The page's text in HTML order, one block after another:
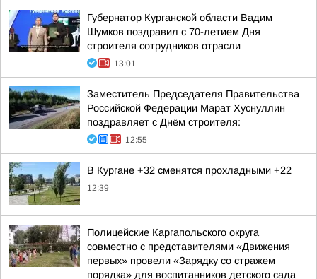
Губернатор Курганской области Вадим
Шумков поздравил с 70-летием Дня
строителя сотрудников отрасли
13:01
Заместитель Председателя Правительства
Российской Федерации Марат Хуснуллин
поздравляет с Днём строителя:
12:55
В Кургане +32 сменятся прохладными +22
12:39
Полицейские Каргапольского округа
совместно с представителями «Движения
первых» провели «Зарядку со стражем
порядка» для воспитанников детского сада